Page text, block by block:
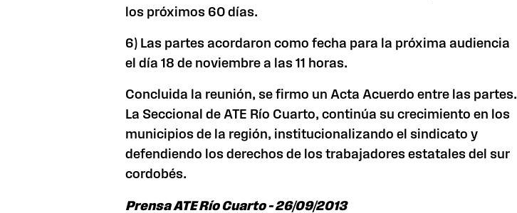
los próximos 60 días.
6) Las partes acordaron como fecha para la próxima audiencia
el día 18 de noviembre a las 11 horas.
Concluida la reunión, se firmo un Acta Acuerdo entre las partes.
La Seccional de ATE Río Cuarto, continúa su crecimiento en los
municipios de la región, institucionalizando el sindicato y
defendiendo los derechos de los trabajadores estatales del sur
cordobés.
Prensa ATE Río Cuarto – 26/09/2013